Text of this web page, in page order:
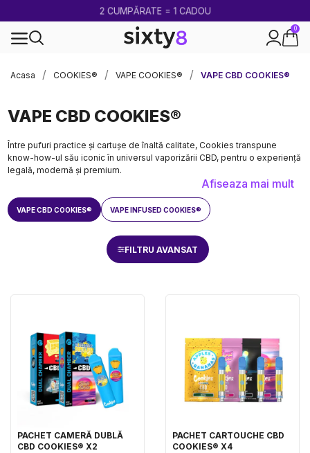
2 CUMPĂRATE = 1 CADOU
0
Acasa
COOKIES® VAPE COOKIES® VAPE CBD COOKIES®
VAPE CBD COOKIES®
Între pufuri practice și cartușe de înaltă calitate, Cookies transpune
know-how-ul său iconic în universul vaporizării CBD, pentru o experiență
legală, modernă și premium.
Afiseaza mai mult
VAPE CBD COOKIES® VAPE INFUSED COOKIES®
FILTRU AVANSAT
PACHET CAMERĂ DUBLĂ
CBD COOKIES® X2
PACHET CARTOUCHE CBD
COOKIES® X4